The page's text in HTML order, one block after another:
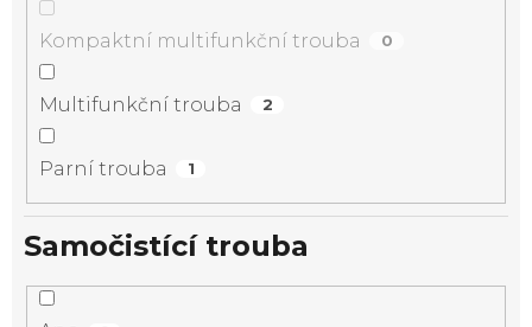
Kompaktní multifunkční trouba 0
Multifunkční trouba 2
Parní trouba 1
Samočistící trouba